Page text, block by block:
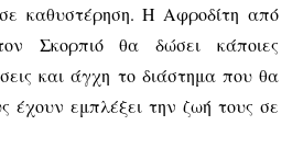
καθυστέρηση. Η Αφροδίτη από
Σκορπιό θα δώσει κάποιες
και άγχη το διάστημα που θα
έχουν εμπλέξει την ζωή τους σε